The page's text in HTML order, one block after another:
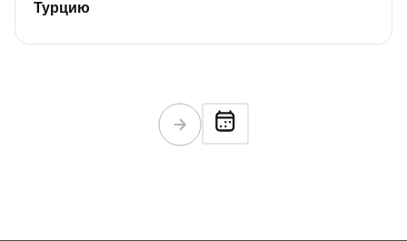
Турцию